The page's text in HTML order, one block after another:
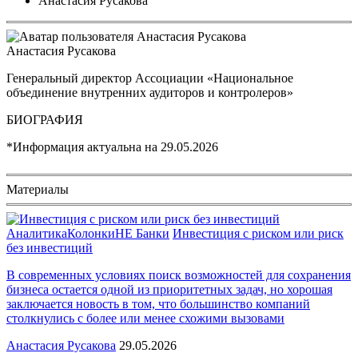
Анастасия Русакова
Генеральный директор Ассоциации «Национальное
объединение внутренних аудиторов и контролеров»
БИОГРАФИЯ
*Информация актуальна на 29.05.2026
Материалы
АналитикаКолонкиНЕ Банки Инвестиция с риском или риск
без инвестиций
В современных условиях поиск возможностей для сохранения
бизнеса остается одной из приоритетных задач, но хорошая
заключается новость в том, что большинство компаний
столкнулись с более или менее схожими вызовами
Анастасия Русакова 29.05.2026